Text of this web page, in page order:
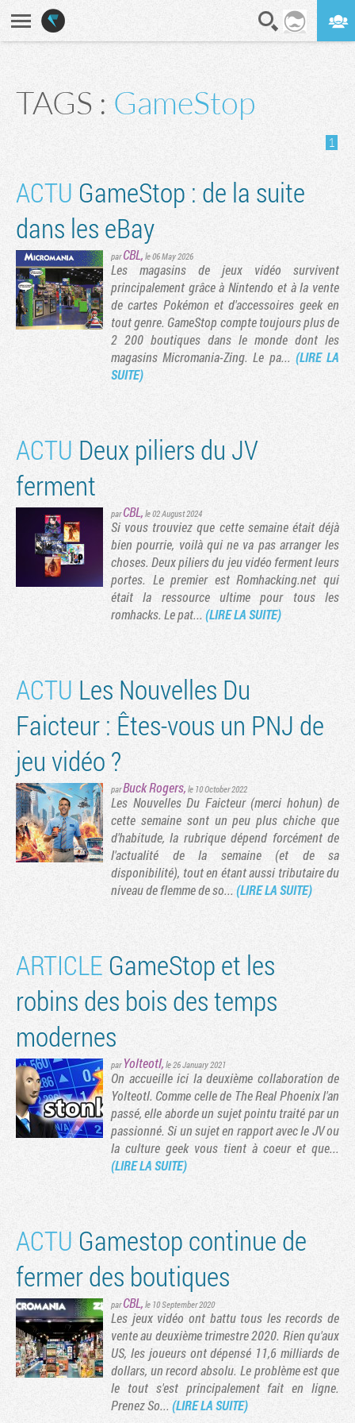
TAGS : GameStop
1
ACTU GameStop : de la suite
dans les eBay
parCBL, le 06 May 2026
Les magasins de jeux vidéo survivent
principalement grâce à Nintendo et à la vente
de cartes Pokémon et d'accessoires geek en
tout genre. GameStop compte toujours plus de
2 200 boutiques dans le monde dont les
magasins Micromania-Zing. Le pa... (LIRE LA
SUITE)
ACTU Deux piliers du JV
ferment
parCBL, le 02 August 2024
Si vous trouviez que cette semaine était déjà
bien pourrie, voilà qui ne va pas arranger les
choses. Deux piliers du jeu vidéo ferment leurs
portes. Le premier est Romhacking.net qui
était la ressource ultime pour tous les
romhacks. Le pat...(LIRE LA SUITE)
ACTU Les Nouvelles Du
Faicteur : Êtes-vous un PNJ de
jeu vidéo ?
parBuck Rogers, le 10 October 2022
Les Nouvelles Du Faicteur (merci hohun) de
cette semaine sont un peu plus chiche que
d'habitude, la rubrique dépend forcément de
l'actualité de la semaine (et de sa
disponibilité), tout en étant aussi tributaire du
niveau de flemme de so...(LIRE LA SUITE)
ARTICLE GameStop et les
robins des bois des temps
modernes
par Yolteotl, le 26 January 2021
On accueille ici la deuxième collaboration de
Yolteotl. Comme celle de The Real Phoenix l'an
passé, elle aborde un sujet pointu traité par un
passionné. Si un sujet en rapport avec le JV ou
la culture geek vous tient à coeur et que...
(LIRE LA SUITE)
ACTU Gamestop continue de
fermer des boutiques
parCBL, le 10 September 2020
Les jeux vidéo ont battu tous les records de
vente au deuxième trimestre 2020. Rien qu'aux
US, les joueurs ont dépensé 11,6 milliards de
dollars, un record absolu. Le problème est que
le tout s'est principalement fait en ligne.
Prenez So... (LIRE LA SUITE)
Tribune